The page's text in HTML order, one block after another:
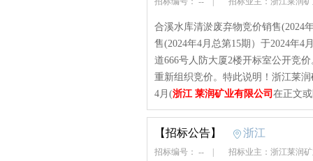
合溪水库清淤废弃物竞价销售(2024
售(2024年4月总第15期）于2024年4
道666号人防大厦2楼开标室公开竞
重新组织竞价。特此说明！浙江莱
4月(浙江 莱润矿业有限公司 在正文
【招标公告】 浙江
招标编号： -- 招标业主：浙江莱润